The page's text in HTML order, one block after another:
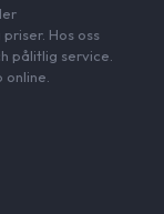
Hos oss
pålitlig service.